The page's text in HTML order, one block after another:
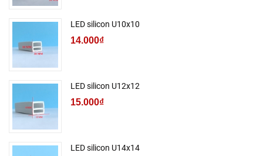
LED silicon U10x10
14.000₫
LED silicon U12x12
15.000₫
LED silicon U14x14